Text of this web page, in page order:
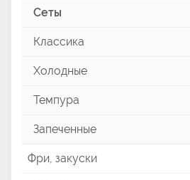
Сеты
Классика
Холодные
Темпура
Запеченные
Фри, закуски